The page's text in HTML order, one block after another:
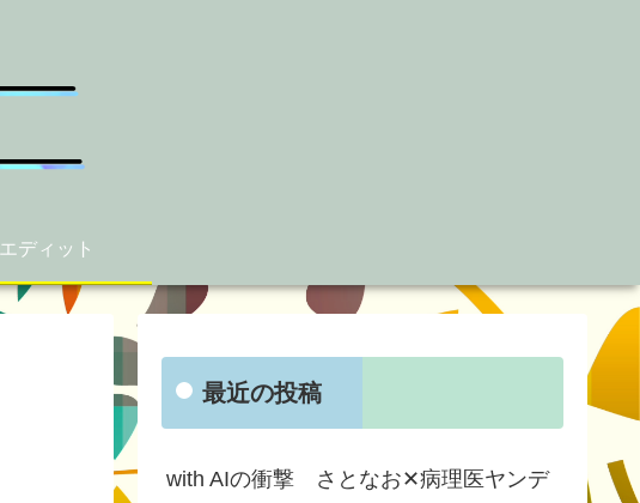
エディット
最近の投稿
with AIの衝撃 さとなお✕病理医ヤンデ